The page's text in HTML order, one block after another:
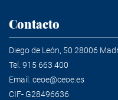
Contacto
Diego de León, 50 28006
Tel. 915 663 400
Email. ceoe@ceoe.es
CIF- G28496636